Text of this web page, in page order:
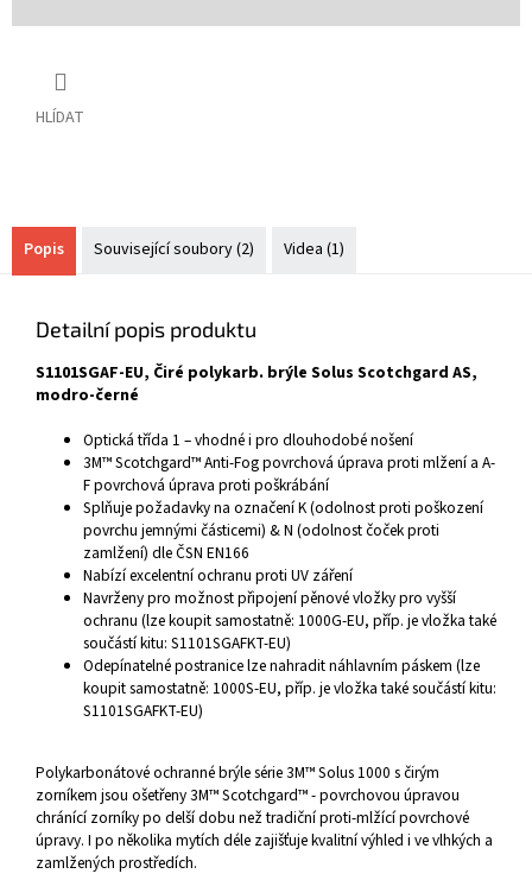
HLÍDAT
Popis Související soubory (2) Videa (1)
Detailní popis produktu
S1101SGAF-EU, Čiré polykarb. brýle Solus Scotchgard AS,
modro-černé
Optická třída 1 – vhodné i pro dlouhodobé nošení
3M™ Scotchgard™ Anti-Fog povrchová úprava proti mlžení a A-
F povrchová úprava proti poškrábání
Splňuje požadavky na označení K (odolnost proti poškození
povrchu jemnými částicemi) & N (odolnost čoček proti
zamlžení) dle ČSN EN166
Nabízí excelentní ochranu proti UV záření
Navrženy pro možnost připojení pěnové vložky pro vyšší
ochranu (lze koupit samostatně: 1000G-EU, příp. je vložka také
součástí kitu: S1101SGAFKT-EU)
Odepínatelné postranice lze nahradit náhlavním páskem (lze
koupit samostatně: 1000S-EU, příp. je vložka také součástí kitu:
S1101SGAFKT-EU)
Polykarbonátové ochranné brýle série 3M™ Solus 1000 s čirým
zorníkem jsou ošetřeny 3M™ Scotchgard™ - povrchovou úpravou
chránící zorníky po delší dobu než tradiční proti-mlžící povrchové
úpravy. I po několika mytích déle zajišťuje kvalitní výhled i ve vlhkých a
zamlžených prostředích.